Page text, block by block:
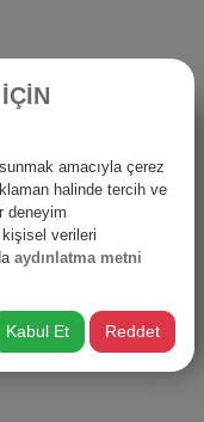
amacıyla çerez
halinde tercih ve
deneyim
kişisel verileri
aydınlatma metni
Kabul Et Reddet